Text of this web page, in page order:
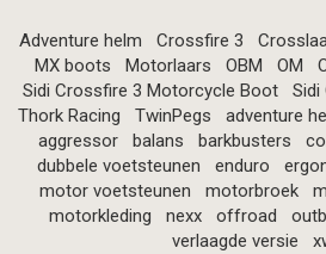
Adventure helm Crossfire 3
MX boots
Motorlaars OBM OM
Sidi Crossfire 3 Motorcycle Boot
Sidi
Thork Racing
TwinPegs adventure
aggressor
balans barkbusters
dubbele voetsteunen
enduro
motor voetsteunen
motorbroek
motorkleding
nexx offroad
verlaagde versie